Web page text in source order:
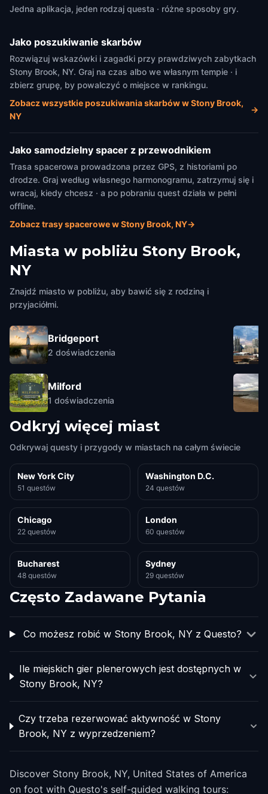
Jedna aplikacja, jeden rodzaj questa · różne sposoby gry.
Jako poszukiwanie skarbów
Rozwiązuj wskazówki i zagadki przy prawdziwych zabytkach
Stony Brook, NY. Graj na czas albo we własnym tempie · i
zbierz grupę, by powalczyć o miejsce w rankingu.
Zobacz wszystkie poszukiwania skarbów w Stony Brook,
NY
→
Jako samodzielny spacer z przewodnikiem
Trasa spacerowa prowadzona przez GPS, z historiami po
drodze. Graj według własnego harmonogramu, zatrzymuj się i
wracaj, kiedy chcesz · a po pobraniu quest działa w pełni
offline.
Zobacz trasy spacerowe w Stony Brook, NY→
Miasta w pobliżu Stony Brook,
NY
Znajdź miasto w pobliżu, aby bawić się z rodziną i
przyjaciółmi.
Bridgeport
2 doświadczenia
Milford
1 doświadczenia
Odkryj więcej miast
Odkrywaj questy i przygody w miastach na całym świecie
New York City
51 questów
Washington D.C.
24 questów
Chicago
22 questów
London
60 questów
Bucharest
48 questów
Sydney
29 questów
Często Zadawane Pytania
Co możesz robić w Stony Brook, NY z Questo?
Ile miejskich gier plenerowych jest dostępnych w
Stony Brook, NY?
Czy trzeba rezerwować aktywność w Stony
Brook, NY z wyprzedzeniem?
Discover Stony Brook, NY, United States of America
on foot with Questo's self-guided walking tours: